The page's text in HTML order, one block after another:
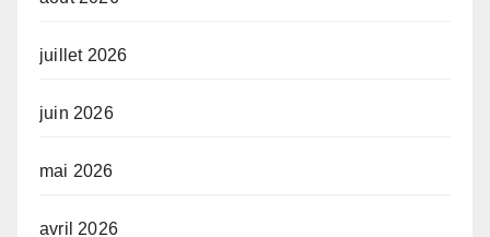
juillet 2026
juin 2026
mai 2026
avril 2026